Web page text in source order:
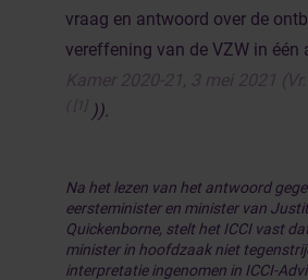
vraag en antwoord over de
vereffening van de VZW in één
Kamer 2020-21, 3 mei 2021
[1] )).
Na het lezen van het antwoord
eersteminister en minister van
Quickenborne, stelt het ICCI vast
minister in hoofdzaak niet
interpretatie ingenomen in ICCI-